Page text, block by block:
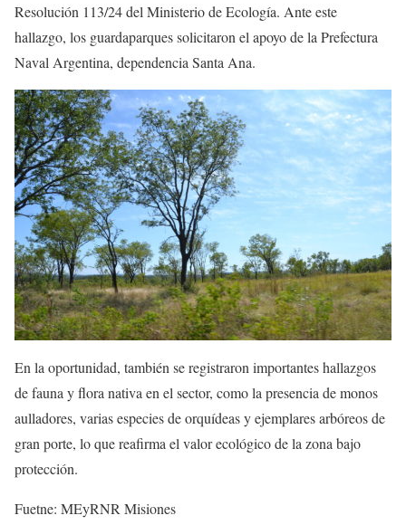
Resolución 113/24 del Ministerio de Ecología. Ante este
hallazgo, los guardaparques solicitaron el apoyo de la Prefectura
Naval Argentina, dependencia Santa Ana.
En la oportunidad, también se registraron importantes hallazgos
de fauna y flora nativa en el sector, como la presencia de monos
aulladores, varias especies de orquídeas y ejemplares arbóreos de
gran porte, lo que reafirma el valor ecológico de la zona bajo
protección.
Fuetne: MEyRNR Misiones